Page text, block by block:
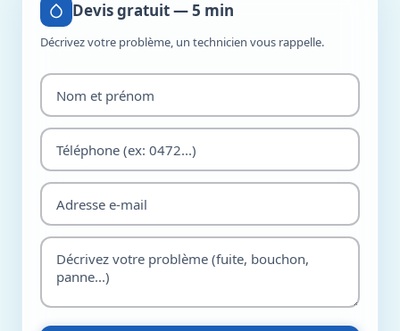
Devis gratuit — 5 min
Décrivez votre problème, un technicien vous rappelle.